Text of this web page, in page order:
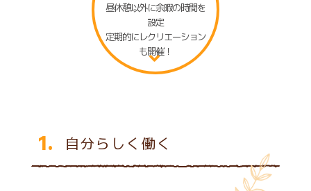
昼休憩以外に余暇の時間を
設定
定期的にレクリエーション
も開催！
1. 自分らしく働く